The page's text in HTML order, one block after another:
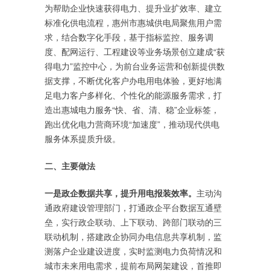
为帮助企业快速获得电力、提升业扩效率、建立
标准化供电流程，惠州市惠城供电局聚焦用户需
求，结合数字化手段，基于指标监控、服务调
度、配网运行、工程建设等业务场景创立建成“获
得电力”监控中心，为前台业务运营和创新提供数
据支撑，不断优化客户办电用电体验，更好地满
足电力客户多样化、个性化的能源服务需求，打
造出惠城电力服务“快、省、清、稳”企业标签，
跑出优化电力营商环境“加速度”，推动现代供电
服务体系提质升级。
二、主要做法
一是政企数据共享，提升用电报装效率。 主动沟
通政府建设管理部门，打通政企平台数据互通壁
垒，实行政企联动、上下联动、跨部门联动的三
联动机制，搭建政企协同办电信息共享机制，监
测落户企业建设进度，实时监测电力负荷情况和
城市未来用电需求，提前布局网架建设，首推即